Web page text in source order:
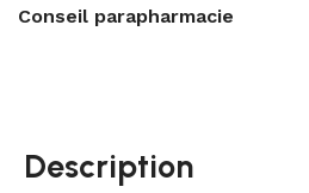
Conseil parapharmacie
Description